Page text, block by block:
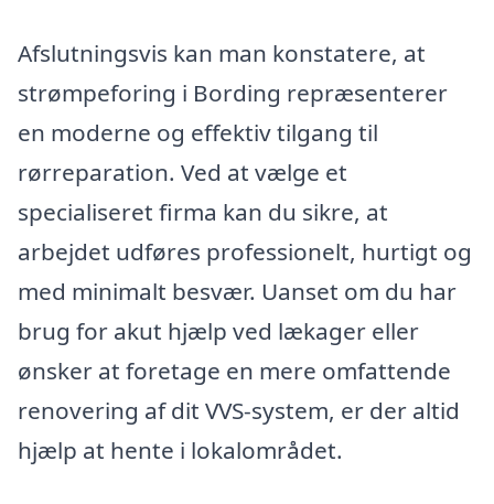
Afslutningsvis kan man konstatere, at
strømpeforing i Bording repræsenterer
en moderne og effektiv tilgang til
rørreparation. Ved at vælge et
specialiseret firma kan du sikre, at
arbejdet udføres professionelt, hurtigt og
med minimalt besvær. Uanset om du har
brug for akut hjælp ved lækager eller
ønsker at foretage en mere omfattende
renovering af dit VVS-system, er der altid
hjælp at hente i lokalområdet.